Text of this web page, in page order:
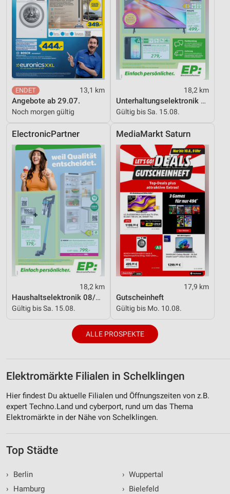
13,1 km
Angebote ab 29.07.
Noch morgen gültig
18,2 km
Unterhaltungselektronik 08/2026
Gültig bis Sa. 15.08.
ElectronicPartner
18,2 km
Haushaltselektronik 08/2026
Gültig bis Sa. 15.08.
MediaMarkt Saturn
17,9 km
Gutscheinheft
Gültig bis Mo. 10.08.
ALLE PROSPEKTE
Elektromärkte Filialen in Schelklingen
Hier findest Du aktuelle Filialen und Öffnungszeiten von z.B.
expert Techno.Land und cyberport, rund um das Thema
Elektromärkte in der Nähe von Schelklingen.
Top Städte
›
Berlin
›
Hamburg
› Wuppertal
› Bielefeld